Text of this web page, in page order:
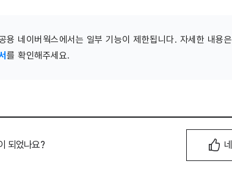
용 네이버웍스에서는 일부 기능이 제한됩니다. 자세한 내용은
를 확인해주세요.
되었나요? 네